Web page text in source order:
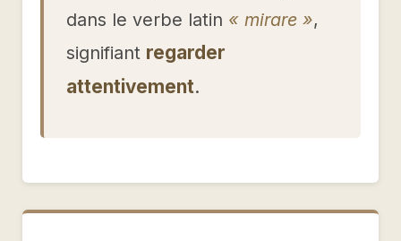
dans le verbe latin « mirare »,
signifiant regarder
attentivement.